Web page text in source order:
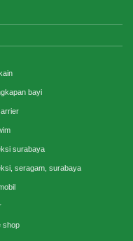
bayi
surabaya
seragam, surabaya
shop